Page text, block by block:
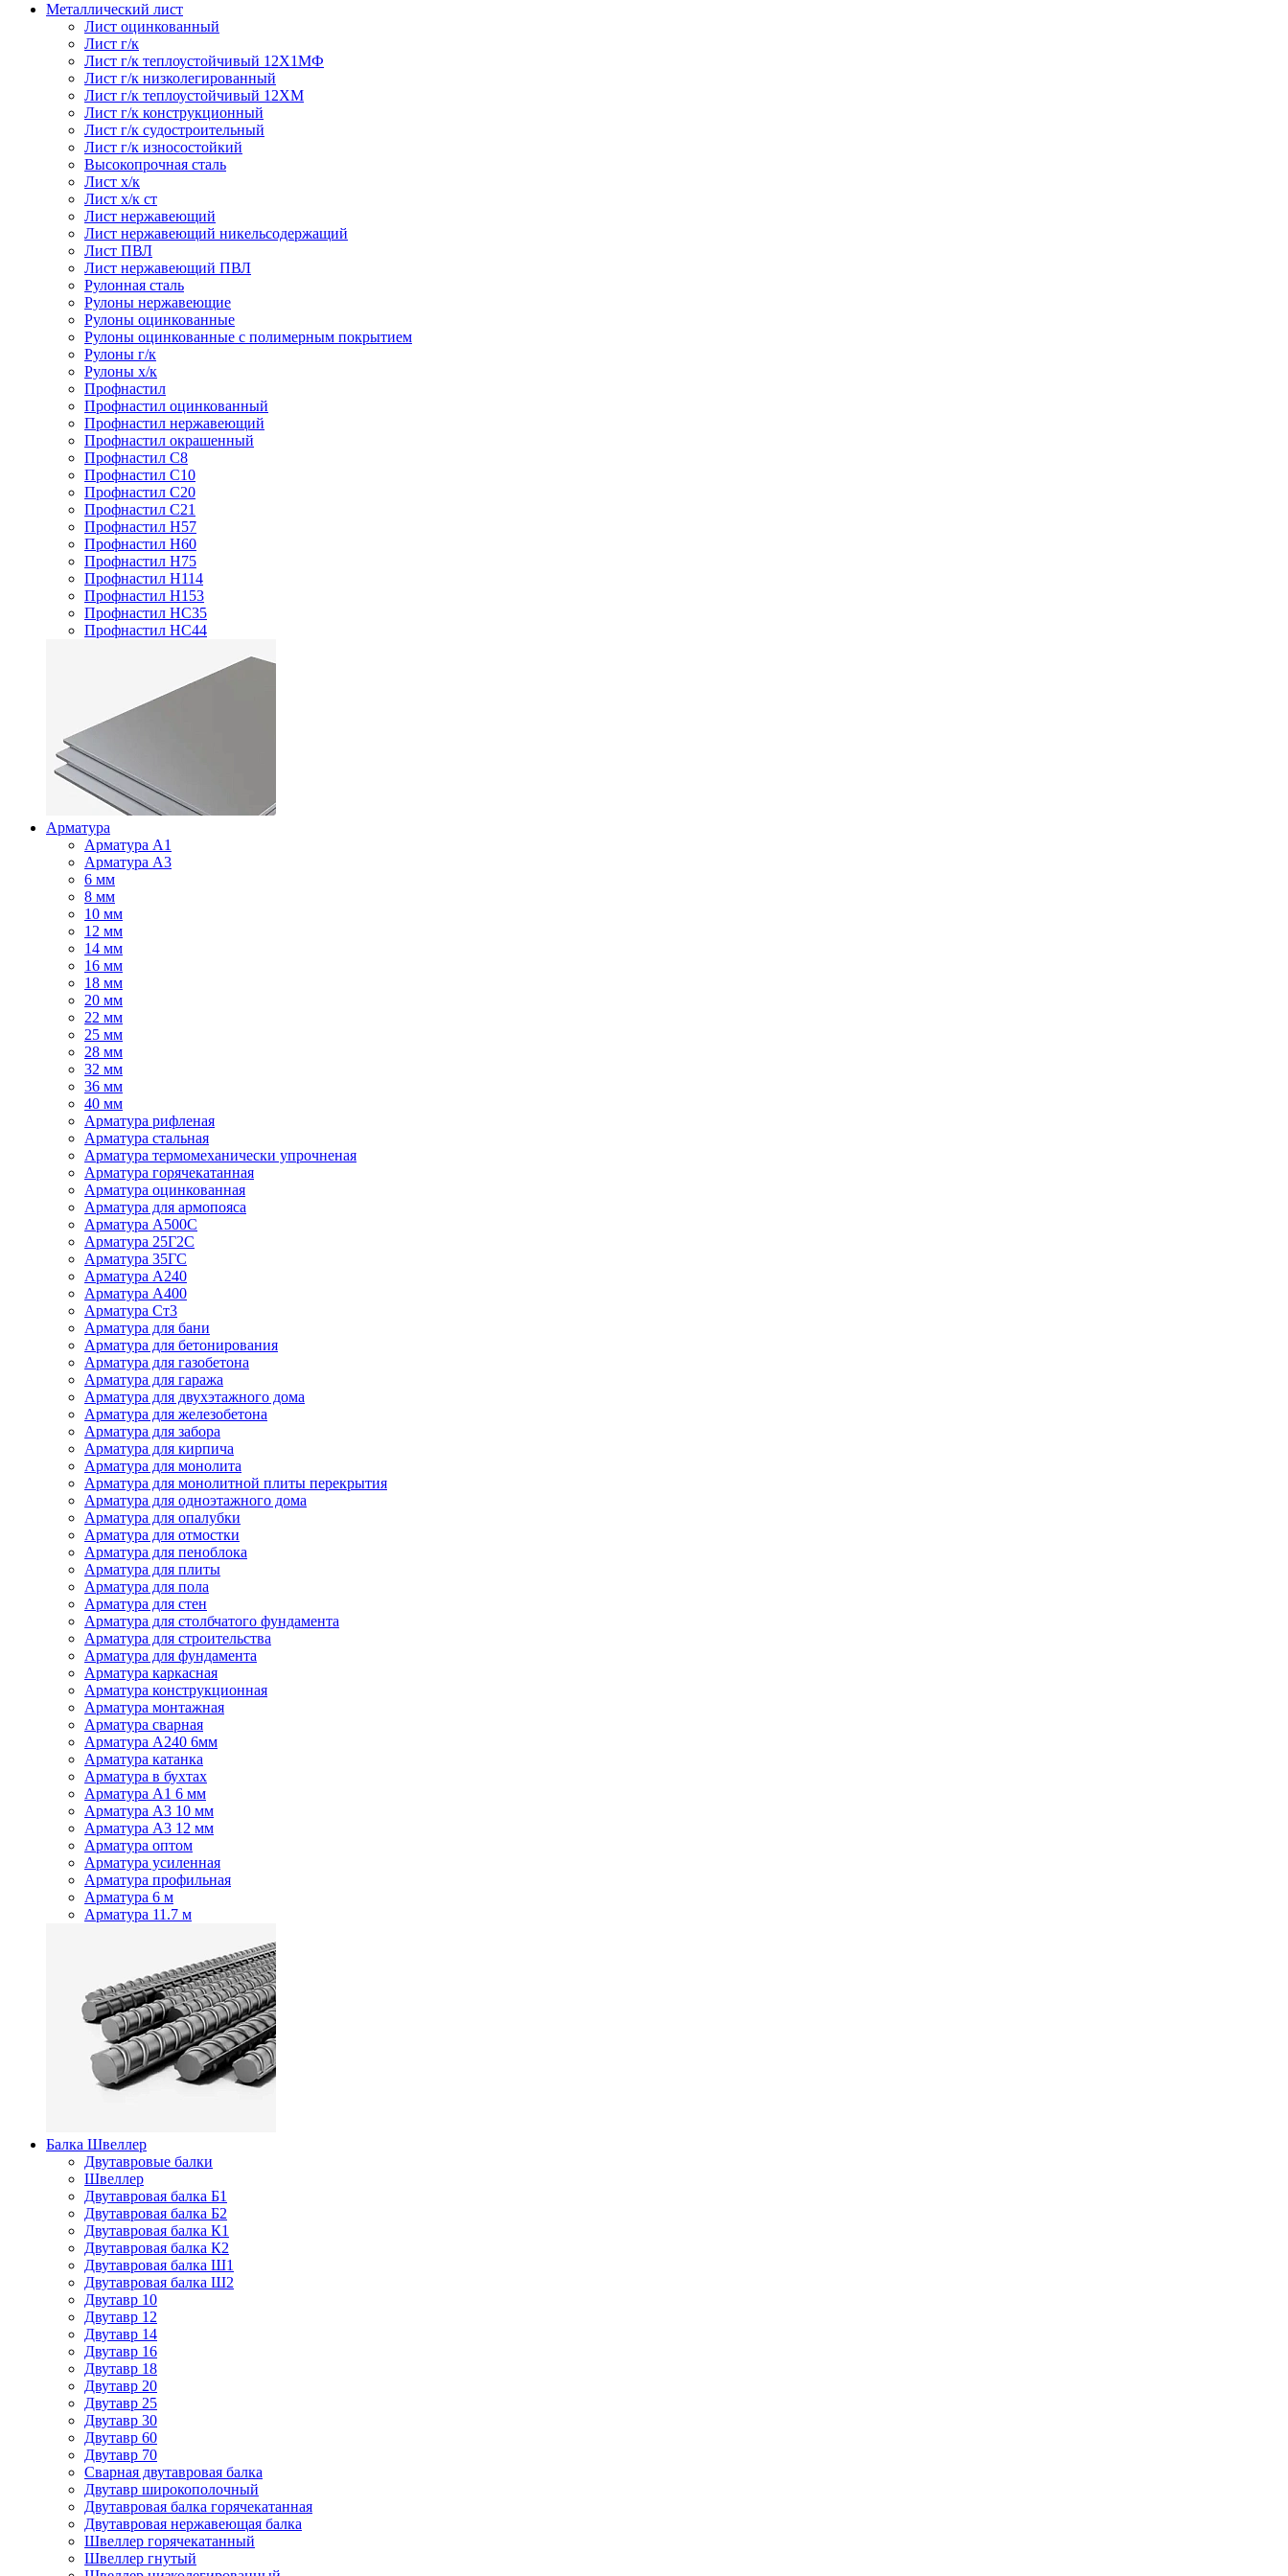
Металлический лист
Лист оцинкованный
Лист г/к
Лист г/к теплоустойчивый 12Х1МФ
Лист г/к низколегированный
Лист г/к теплоустойчивый 12ХМ
Лист г/к конструкционный
Лист г/к судостроительный
Лист г/к износостойкий
Высокопрочная сталь
Лист х/к
Лист х/к ст
Лист нержавеющий
Лист нержавеющий никельсодержащий
Лист ПВЛ
Лист нержавеющий ПВЛ
Рулонная сталь
Рулоны нержавеющие
Рулоны оцинкованные
Рулоны оцинкованные с полимерным покрытием
Рулоны г/к
Рулоны х/к
Профнастил
Профнастил оцинкованный
Профнастил нержавеющий
Профнастил окрашенный
Профнастил С8
Профнастил С10
Профнастил С20
Профнастил С21
Профнастил Н57
Профнастил Н60
Профнастил Н75
Профнастил Н114
Профнастил Н153
Профнастил НС35
Профнастил НС44
Арматура
Арматура А1
Арматура А3
6 мм
8 мм
10 мм
12 мм
14 мм
16 мм
18 мм
20 мм
22 мм
25 мм
28 мм
32 мм
36 мм
40 мм
Арматура рифленая
Арматура стальная
Арматура термомеханически упрочненая
Арматура горячекатанная
Арматура оцинкованная
Арматура для армопояса
Арматура A500С
Арматура 25Г2С
Арматура 35ГС
Арматура А240
Арматура А400
Арматура Ст3
Арматура для бани
Арматура для бетонирования
Арматура для газобетона
Арматура для гаража
Арматура для двухэтажного дома
Арматура для железобетона
Арматура для забора
Арматура для кирпича
Арматура для монолита
Арматура для монолитной плиты перекрытия
Арматура для одноэтажного дома
Арматура для опалубки
Арматура для отмостки
Арматура для пеноблока
Арматура для плиты
Арматура для пола
Арматура для стен
Арматура для столбчатого фундамента
Арматура для строительства
Арматура для фундамента
Арматура каркасная
Арматура конструкционная
Арматура монтажная
Арматура сварная
Арматура А240 6мм
Арматура катанка
Арматура в бухтах
Арматура А1 6 мм
Арматура А3 10 мм
Арматура А3 12 мм
Арматура оптом
Арматура усиленная
Арматура профильная
Арматура 6 м
Арматура 11.7 м
Балка Швеллер
Двутавровые балки
Швеллер
Двутавровая балка Б1
Двутавровая балка Б2
Двутавровая балка К1
Двутавровая балка К2
Двутавровая балка Ш1
Двутавровая балка Ш2
Двутавр 10
Двутавр 12
Двутавр 14
Двутавр 16
Двутавр 18
Двутавр 20
Двутавр 25
Двутавр 30
Двутавр 60
Двутавр 70
Сварная двутавровая балка
Двутавр широкополочный
Двутавровая балка горячекатанная
Двутавровая нержавеющая балка
Швеллер горячекатанный
Швеллер гнутый